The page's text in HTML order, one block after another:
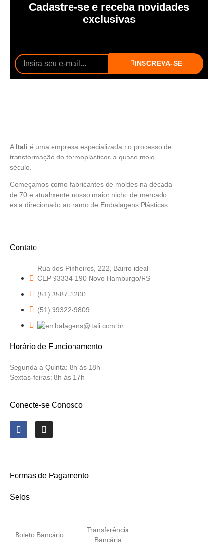
Cadastre-se e receba novidades
exclusivas
INSCREVA-SE
A Itali é uma empresa especializada no processo de
transformação de termoplásticos a quase meio
século.
Começamos como fabricantes de moldes na década
de 70 e atualmente nosso maior nicho de mercado
esta direcionado ao ramo de Embalagens Plásticas.
Contato
Rua dos Pinheiros, 222, Bairro ideal
CEP 93334-190 Novo Hamburgo/RS
(51) 3587-3200
(51) 99322-9809
Horário de Funcionamento
Segunda a Quinta: 8h às 18h
Sextas-feiras: 8h às 17h
Conecte-se Conosco
Formas de Pagamento
Selos
Boleto Bancário
Transferência
Bancária